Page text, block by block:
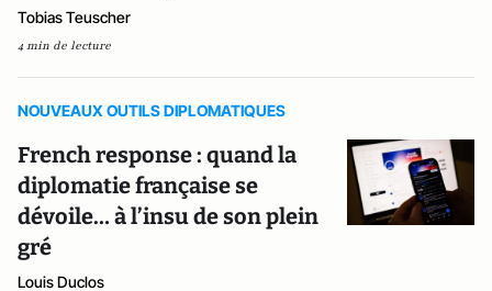
Tobias Teuscher
4 min de lecture
NOUVEAUX OUTILS DIPLOMATIQUES
French response : quand la
diplomatie française se
dévoile… à l’insu de son plein
gré
Louis Duclos